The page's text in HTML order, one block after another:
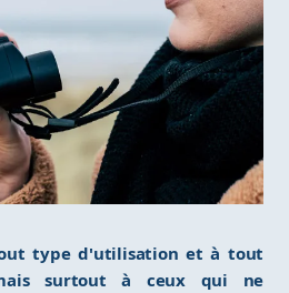
type d'utilisation et à tout
surtout à ceux qui ne